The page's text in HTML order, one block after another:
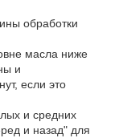
обработки
масла ниже
и
если это
и средних
и назад" для